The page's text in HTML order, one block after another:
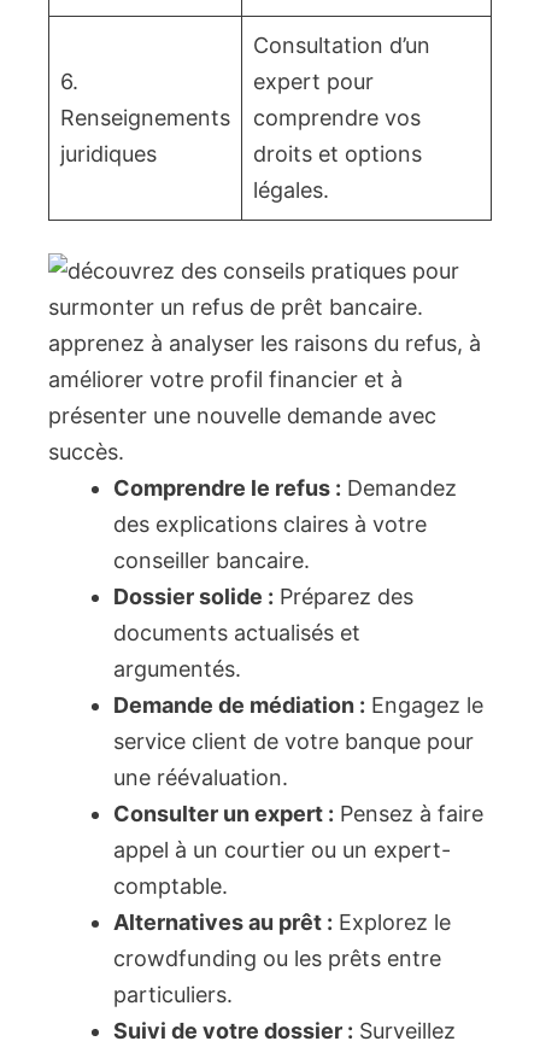
6.
Renseignements
juridiques
Consultation d’un
expert pour
comprendre vos
droits et options
légales.
Comprendre le refus : Demandez
des explications claires à votre
conseiller bancaire.
Dossier solide : Préparez des
documents actualisés et
argumentés.
Demande de médiation : Engagez le
service client de votre banque pour
une réévaluation.
Consulter un expert : Pensez à faire
appel à un courtier ou un expert-
comptable.
Alternatives au prêt : Explorez le
crowdfunding ou les prêts entre
particuliers.
Suivi de votre dossier : Surveillez